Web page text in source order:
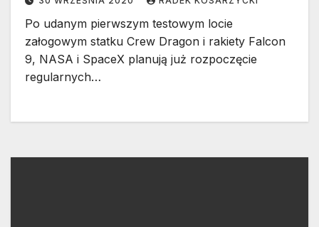
Po udanym pierwszym testowym locie
załogowym statku Crew Dragon i rakiety Falcon
9, NASA i SpaceX planują już rozpoczęcie
regularnych…